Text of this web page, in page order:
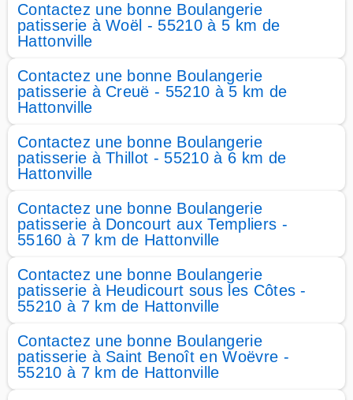
Contactez une bonne Boulangerie
patisserie à Woël - 55210 à 5 km de
Hattonville
Contactez une bonne Boulangerie
patisserie à Creuë - 55210 à 5 km de
Hattonville
Contactez une bonne Boulangerie
patisserie à Thillot - 55210 à 6 km de
Hattonville
Contactez une bonne Boulangerie
patisserie à Doncourt aux Templiers -
55160 à 7 km de Hattonville
Contactez une bonne Boulangerie
patisserie à Heudicourt sous les Côtes -
55210 à 7 km de Hattonville
Contactez une bonne Boulangerie
patisserie à Saint Benoît en Woëvre -
55210 à 7 km de Hattonville